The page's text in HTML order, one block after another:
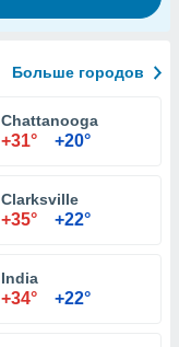
Больше городов
Chattanooga
+31° +20°
Clarksville
+35° +22°
India
+34° +22°